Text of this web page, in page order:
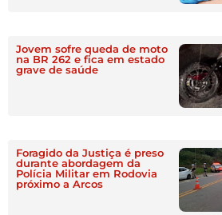
Jovem sofre queda de moto
na BR 262 e fica em estado
grave de saúde
Foragido da Justiça é preso
durante abordagem da
Polícia Militar em Rodovia
próximo a Arcos